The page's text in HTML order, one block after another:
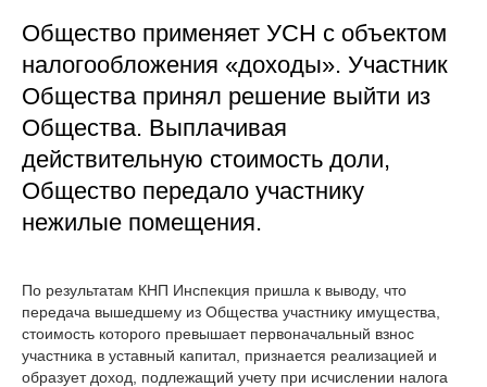
Общество применяет УСН с объектом
налогообложения «доходы». Участник
Общества принял решение выйти из
Общества. Выплачивая
действительную стоимость доли,
Общество передало участнику
нежилые помещения.
По результатам КНП Инспекция пришла к выводу, что
передача вышедшему из Общества участнику имущества,
стоимость которого превышает первоначальный взнос
участника в уставный капитал, признается реализацией и
образует доход, подлежащий учету при исчислении налога